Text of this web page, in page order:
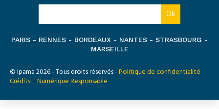
PARIS - RENNES - BORDEAUX - NANTES - STRASBOURG -
MARSEILLE
© Ipama 2026 - Tous droits réservés - Politique de confidentialité -
Crédits - Numérique Responsable